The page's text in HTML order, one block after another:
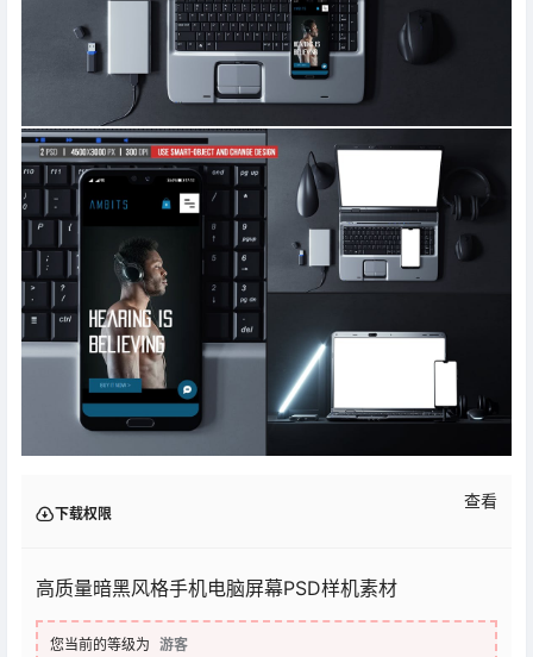
下载权限
查看
高质量暗黑风格手机电脑屏幕PSD样机素材
您当前的等级为 游客